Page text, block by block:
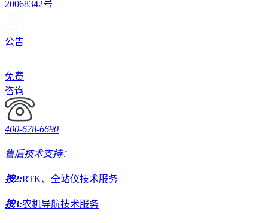
20068342号
公告
免费
咨询
400-678-6690
售后技术支持：
按2:RTK、全站仪技术服务
按3:农机导航技术服务